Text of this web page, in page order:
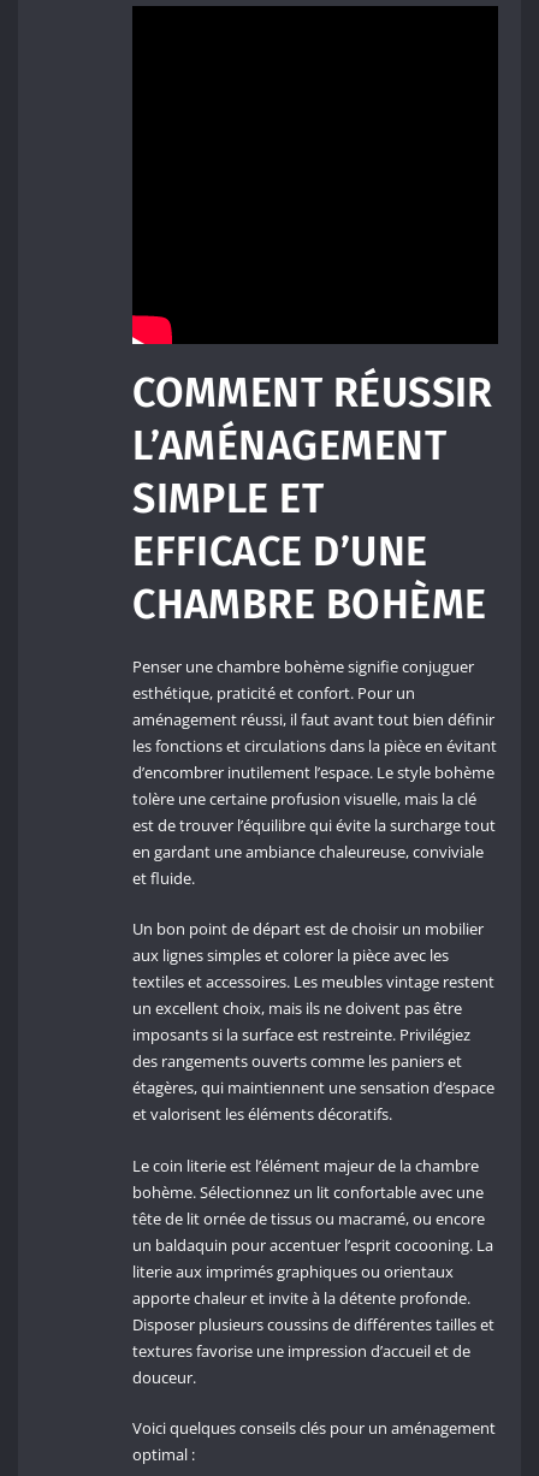
COMMENT RÉUSSIR
L’AMÉNAGEMENT
SIMPLE ET
EFFICACE D’UNE
CHAMBRE BOHÈME
Penser une chambre bohème signifie conjuguer
esthétique, praticité et confort. Pour un
aménagement réussi, il faut avant tout bien définir
les fonctions et circulations dans la pièce en évitant
d’encombrer inutilement l’espace. Le style bohème
tolère une certaine profusion visuelle, mais la clé
est de trouver l’équilibre qui évite la surcharge tout
en gardant une ambiance chaleureuse, conviviale
et fluide.
Un bon point de départ est de choisir un mobilier
aux lignes simples et colorer la pièce avec les
textiles et accessoires. Les meubles vintage restent
un excellent choix, mais ils ne doivent pas être
imposants si la surface est restreinte. Privilégiez
des rangements ouverts comme les paniers et
étagères, qui maintiennent une sensation d’espace
et valorisent les éléments décoratifs.
Le coin literie est l’élément majeur de la chambre
bohème. Sélectionnez un lit confortable avec une
tête de lit ornée de tissus ou macramé, ou encore
un baldaquin pour accentuer l’esprit cocooning. La
literie aux imprimés graphiques ou orientaux
apporte chaleur et invite à la détente profonde.
Disposer plusieurs coussins de différentes tailles et
textures favorise une impression d’accueil et de
douceur.
Voici quelques conseils clés pour un aménagement
optimal :